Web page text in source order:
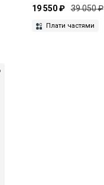
19 550 ₽ 39 050 ₽
Плати частями